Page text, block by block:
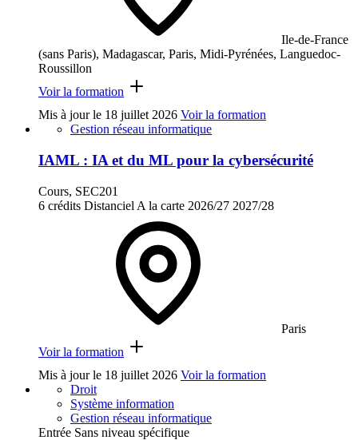
Ile-de-France
(sans Paris), Madagascar, Paris, Midi-Pyrénées, Languedoc-
Roussillon
Voir la formation
Mis à jour le 18 juillet 2026 Voir la formation
Gestion réseau informatique
IAML : IA et du ML pour la cybersécurité
Cours, SEC201
6 crédits Distanciel A la carte 2026/27 2027/28
Paris
Voir la formation
Mis à jour le 18 juillet 2026 Voir la formation
Droit
Système information
Gestion réseau informatique
Entrée Sans niveau spécifique